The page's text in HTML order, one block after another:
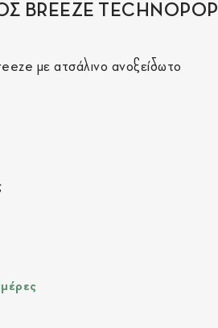
TECHNOPOP
με ατσάλινο ανοξείδωτο